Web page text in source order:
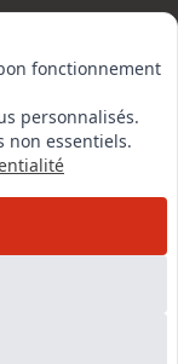
fonctionnement
personnalisés.
non essentiels.